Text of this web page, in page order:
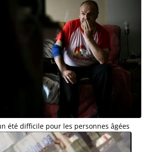
été difficile pour les personnes âgées